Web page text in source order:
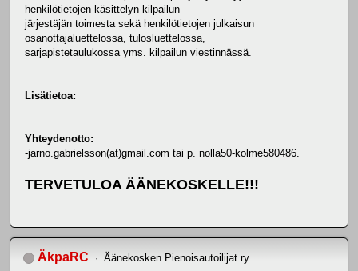
henkilötietojen käsittelyn kilpailun
järjestäjän toimesta sekä henkilötietojen julkaisun
osanottajaluettelossa, tulosluettelossa,
sarjapistetaulukossa yms. kilpailun viestinnässä.
Lisätietoa:
Yhteydenotto:
-jarno.gabrielsson(at)gmail.com tai p. nolla50-kolme580486.
TERVETULOA ÄÄNEKOSKELLE!!!
ÄkpaRC Äänekosken Pienoisautoilijat ry